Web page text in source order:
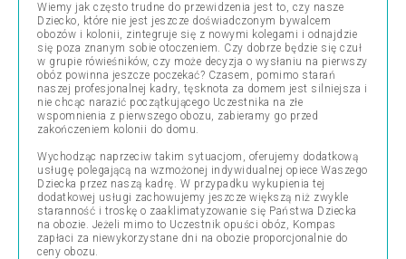
Wiemy jak często trudne do przewidzenia jest to, czy nasze
Dziecko, które nie jest jeszcze doświadczonym bywalcem
obozów i kolonii, zintegruje się z nowymi kolegami i odnajdzie
się poza znanym sobie otoczeniem. Czy dobrze będzie się czuł
w grupie rówieśników, czy może decyzja o wysłaniu na pierwszy
obóz powinna jeszcze poczekać? Czasem, pomimo starań
naszej profesjonalnej kadry, tęsknota za domem jest silniejsza i
nie chcąc narazić początkującego Uczestnika na złe
wspomnienia z pierwszego obozu, zabieramy go przed
zakończeniem kolonii do domu.
Wychodząc naprzeciw takim sytuacjom, oferujemy dodatkową
usługę polegającą na wzmożonej indywidualnej opiece Waszego
Dziecka przez naszą kadrę. W przypadku wykupienia tej
dodatkowej usługi zachowujemy jeszcze większą niż zwykle
staranność i troskę o zaaklimatyzowanie się Państwa Dziecka
na obozie. Jeżeli mimo to Uczestnik opuści obóz, Kompas
zapłaci za niewykorzystane dni na obozie proporcjonalnie do
ceny obozu.